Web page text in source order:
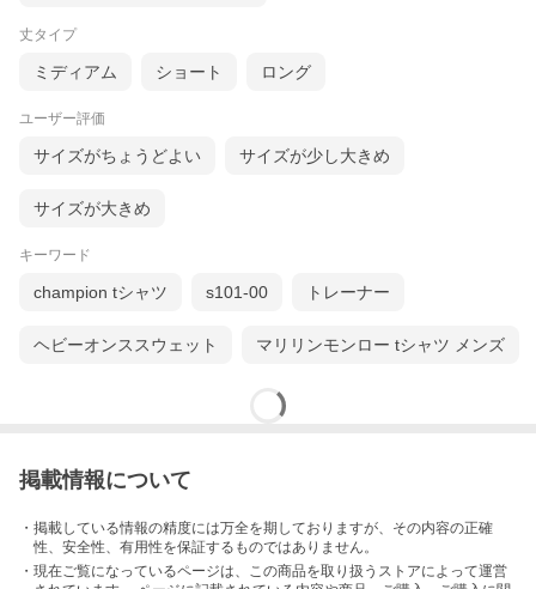
丈タイプ
ミディアム ショート ロング
ユーザー評価
サイズがちょうどよい サイズが少し大きめ
サイズが大きめ
キーワード
champion tシャツ s101-00 トレーナー
ヘビーオンススウェット マリリンモンロー tシャツ メンズ
掲載情報について
・掲載している情報の精度には万全を期しておりますが、その内容の正確
性、安全性、有用性を保証するものではありません。
・現在ご覧になっているページは、この商品を取り扱うストアによって運営